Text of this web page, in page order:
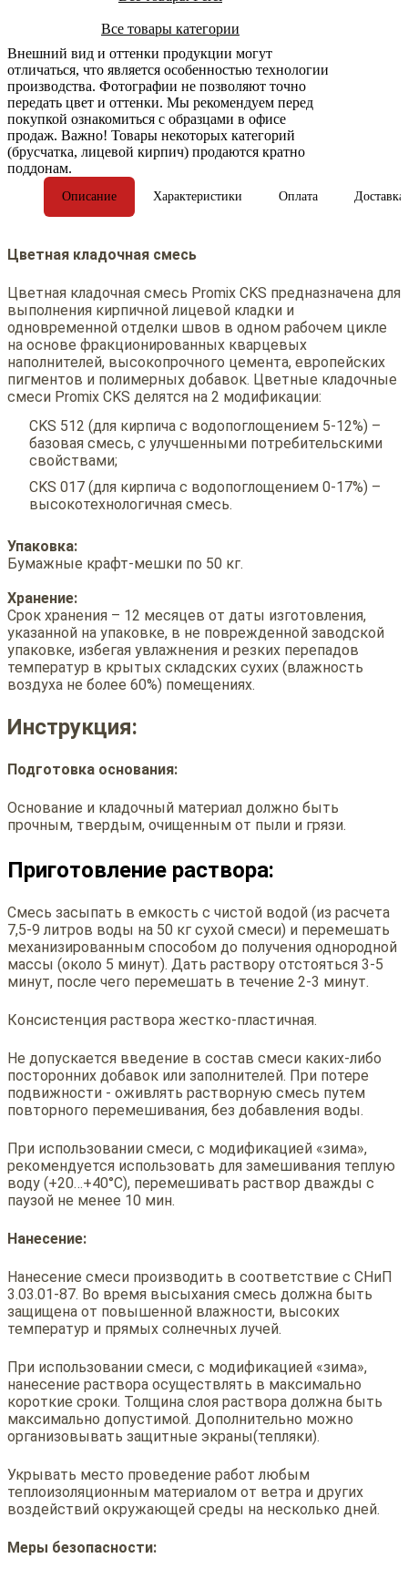
Все товары категории
Внешний вид и оттенки продукции могут
отличаться, что является особенностью технологии
производства. Фотографии не позволяют точно
передать цвет и оттенки. Мы рекомендуем перед
покупкой ознакомиться с образцами в офисе
продаж. Важно! Товары некоторых категорий
(брусчатка, лицевой кирпич) продаются кратно
поддонам.
Описание Характеристики Оплата Доставка
Цветная кладочная смесь
Цветная кладочная смесь Promix CKS предназначена для
выполнения кирпичной лицевой кладки и
одновременной отделки швов в одном рабочем цикле
на основе фракционированных кварцевых
наполнителей, высокопрочного цемента, европейских
пигментов и полимерных добавок. Цветные кладочные
смеси Promix CKS делятся на 2 модификации:
CKS 512 (для кирпича с водопоглощением 5-12%) –
базовая смесь, с улучшенными потребительскими
свойствами;
CKS 017 (для кирпича с водопоглощением 0-17%) –
высокотехнологичная смесь.
Упаковка:
Бумажные крафт-мешки по 50 кг.
Хранение:
Срок хранения – 12 месяцев от даты изготовления,
указанной на упаковке, в не поврежденной заводской
упаковке, избегая увлажнения и резких перепадов
температур в крытых складских сухих (влажность
воздуха не более 60%) помещениях.
Инструкция:
Подготовка основания:
Основание и кладочный материал должно быть
прочным, твердым, очищенным от пыли и грязи.
Приготовление раствора:
Смесь засыпать в емкость с чистой водой (из расчета
7,5-9 литров воды на 50 кг сухой смеси) и перемешать
механизированным способом до получения однородной
массы (около 5 минут). Дать раствору отстояться 3-5
минут, после чего перемешать в течение 2-3 минут.
Консистенция раствора жестко-пластичная.
Не допускается введение в состав смеси каких-либо
посторонних добавок или заполнителей. При потере
подвижности - оживлять растворную смесь путем
повторного перемешивания, без добавления воды.
При использовании смеси, с модификацией «зима»,
рекомендуется использовать для замешивания теплую
воду (+20…+40°С), перемешивать раствор дважды с
паузой не менее 10 мин.
Нанесение:
Нанесение смеси производить в соответствие с СНиП
3.03.01-87. Во время высыхания смесь должна быть
защищена от повышенной влажности, высоких
температур и прямых солнечных лучей.
При использовании смеси, с модификацией «зима»,
нанесение раствора осуществлять в максимально
короткие сроки. Толщина слоя раствора должна быть
максимально допустимой. Дополнительно можно
организовывать защитные экраны(тепляки).
Укрывать место проведение работ любым
теплоизоляционным материалом от ветра и других
воздействий окружающей среды на несколько дней.
Меры безопасности: